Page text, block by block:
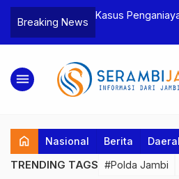
Breaking News
Bea Cukai
Pelaku beserta
dan 146 Gram
Kasus
Tebo Tetapkan
menu
home Nasional Berita
TRENDING TAGS #Polda Jambi